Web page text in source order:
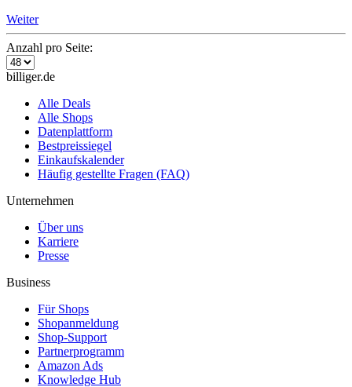
Weiter
Anzahl pro Seite:
billiger.de
Alle Deals
Alle Shops
Datenplattform
Bestpreissiegel
Einkaufskalender
Häufig gestellte Fragen (FAQ)
Unternehmen
Über uns
Karriere
Presse
Business
Für Shops
Shopanmeldung
Shop-Support
Partnerprogramm
Amazon Ads
Knowledge Hub